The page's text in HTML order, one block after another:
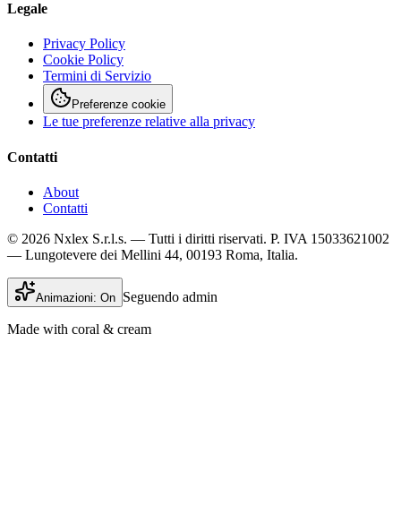
Legale
Privacy Policy
Cookie Policy
Termini di Servizio
Preferenze cookie
Le tue preferenze relative alla privacy
Contatti
About
Contatti
© 2026 Nxlex S.r.l.s. — Tutti i diritti riservati. P. IVA 15033621002
— Lungotevere dei Mellini 44, 00193 Roma, Italia.
Animazioni: On Seguendo admin
Made with coral & cream